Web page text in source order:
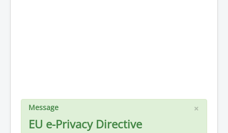
×
Message
EU e-Privacy Directive